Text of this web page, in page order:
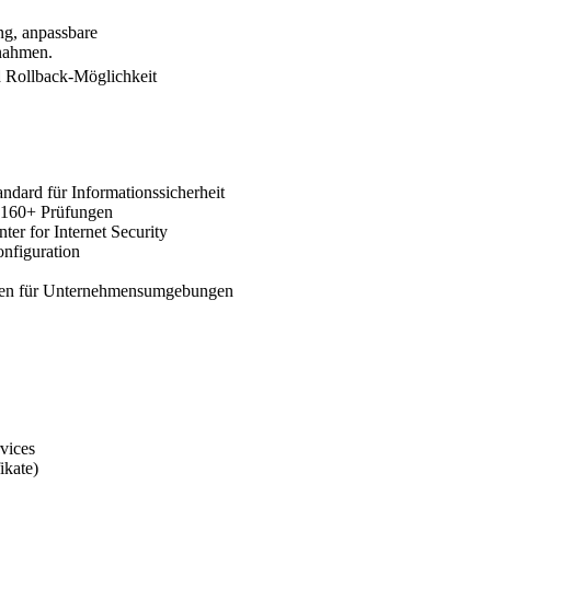
anpassbare
Rollback-Möglichkeit
für Informationssicherheit
Prüfungen
for Internet Security
für Unternehmensumgebungen